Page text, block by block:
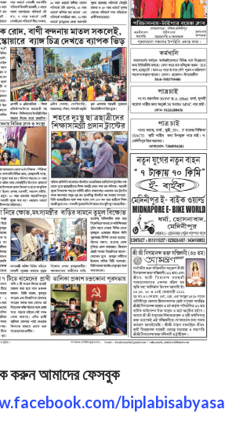
করুন আমাদের ফেসবুক